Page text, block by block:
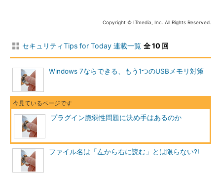
って動的コンテンツを再生しているのです。
例えば、アドビシステムズによると、Flash Playerのコンテン
ツはインターネットに接続された
るようになっているとレポートしています。
プラグインの脆弱性問題
これらのプラグインは、各社から動的コンテンツを動作させる
ために提供されているプログラムですので、バージョンアップと
ともにより高度な動的コンテンツに対応できるように改良が行わ
れています。
Copyright © ITmedia, Inc. All Rights Reserved.
セキュリティTips for Today 連載一覧 全 10 回
Windows 7ならできる、もう1つのUSBメモリ対策
プラグイン脆弱性問題に決め手はあるのか
ファイル名は「左から右に読む」とは限らない?!